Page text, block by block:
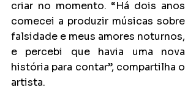
criar no momento. “Há dois anos
comecei a produzir músicas sobre
falsidade e meus amores noturnos,
e percebi que havia uma nova
história para contar”, compartilha o
artista.